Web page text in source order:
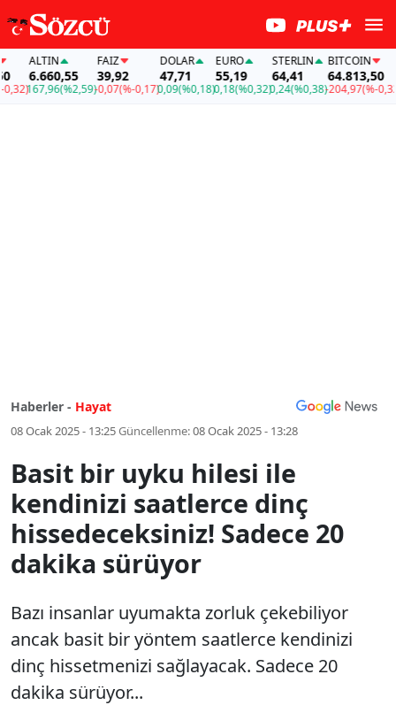
ALTIN
6.660,55
167,96(%2,59)
FAİZ
39,92
-0,07(%-0,17)
DOLAR
47,71
0,09(%0,18)
EURO
55,19
0,18(%0,32)
STERLIN
64,41
0,24(%0,38)
BITCOIN
64.813,50
-204,97(%-0,32)
Haberler - Hayat
08 Ocak 2025 - 13:25Güncellenme:08 Ocak 2025 - 13:28
Basit bir uyku hilesi ile
kendinizi saatlerce dinç
hissedeceksiniz! Sadece 20
dakika sürüyor
Bazı insanlar uyumakta zorluk çekebiliyor
ancak basit bir yöntem saatlerce kendinizi
dinç hissetmenizi sağlayacak. Sadece 20
dakika sürüyor...